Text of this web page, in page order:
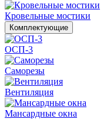
Кровельные мостики
Комплектующие
ОСП-3
Саморезы
Вентиляция
Мансардные окна